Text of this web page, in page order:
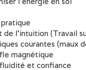
l’intuition (Travail
courantes (maux
magnétique
et confiance